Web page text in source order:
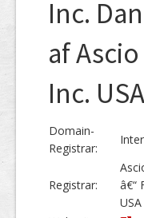
Inc.
af
Inc. USA
Domain-
Registrar:
Registrar:
â€“
USA